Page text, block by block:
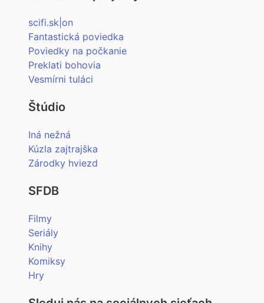
scifi.sk|on
Fantastická poviedka
Poviedky na počkanie
Preklati bohovia
Vesmírni tuláci
Štúdio
Iná nežná
Kúzla zajtrajška
Zárodky hviezd
SFDB
Filmy
Seriály
Knihy
Komiksy
Hry